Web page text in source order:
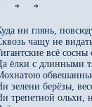
*     *
ни глянь,
чащу не
всё
ёлки с длинными
зелени берёзы,
трепетной ольхи,